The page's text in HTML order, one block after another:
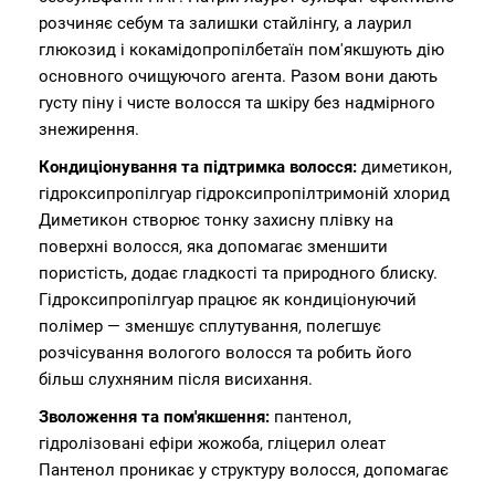
розчиняє себум та залишки стайлінгу, а лаурил
глюкозид і кокамідопропілбетаїн пом'якшують дію
основного очищуючого агента. Разом вони дають
густу піну і чисте волосся та шкіру без надмірного
знежирення.
Кондиціонування та підтримка волосся: диметикон,
гідроксипропілгуар гідроксипропілтримоній хлорид
Диметикон створює тонку захисну плівку на
поверхні волосся, яка допомагає зменшити
пористість, додає гладкості та природного блиску.
Гідроксипропілгуар працює як кондиціонуючий
полімер — зменшує сплутування, полегшує
розчісування вологого волосся та робить його
більш слухняним після висихання.
Зволоження та пом'якшення: пантенол,
гідролізовані ефіри жожоба, гліцерил олеат
Пантенол проникає у структуру волосся, допомагає